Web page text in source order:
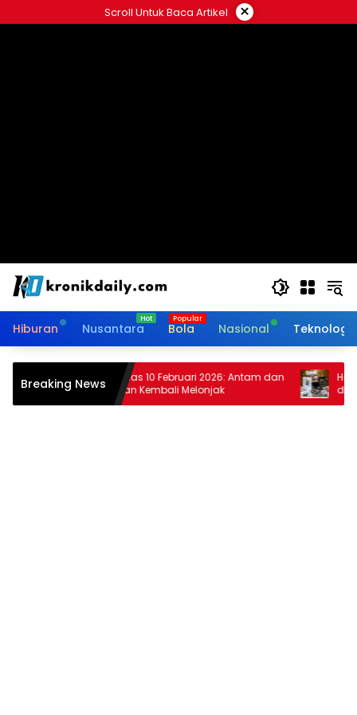
ke
Scroll Untuk Baca Artikel ×
Hiburan Nusantara Bola Nasional Teknologi
Breaking News
Harga Emas 10 Februari 2026: Antam dan
Pegadaian Kembali Melonjak
Harga
dan